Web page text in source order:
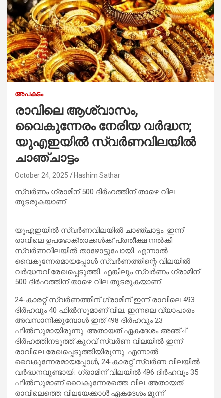
അപകടം
രാവിലെ ആശ്വാസം,
വൈകുന്നേരം നേരിയ വർദ്ധന;
യുഎഇയിൽ സ്വർണവിലയിൽ
ചാഞ്ചാട്ടം
October 24, 2025 Hashim Sathar
സ്വർണം ഗ്രാമിന് 500 ദിർഹത്തിന് താഴെ വില
തുടരുകയാണ്
യുഎഇയിൽ സ്വർണവിലയിൽ ചാഞ്ചാട്ടം. ഇന്ന്
രാവിലെ ഉപഭോക്താക്കൾക്ക് പ്രതീക്ഷ നൽകി
സ്വർണവിലയിൽ താഴോട്ടുപോയി. എന്നാൽ
വൈകുന്നേരമായപ്പോൾ സ്വർണത്തിന്റെ വിലയിൽ
വർദ്ധനവ് രേഖപ്പെടുത്തി. എങ്കിലും സ്വർണം ഗ്രാമിന്
500 ദിർഹത്തിന് താഴെ വില തുടരുകയാണ്.
24-കാരറ്റ് സ്വർണത്തിന് ഗ്രാമിന് ഇന്ന് രാവിലെ 493
ദിർഹവും 40 ഫിൽസുമാണ് വില. ഇന്നലെ വ്യാപാരം
അവസാനിക്കുമ്പോൾ ഇത് 498 ദിർഹവും 23
ഫിൽസുമായിരുന്നു. അതായത് ഏകദേശം അഞ്ച്
ദിർഹത്തിനടുത്ത് കുറവ് സ്വർണ വിലയിൽ ഇന്ന്
രാവിലെ രേഖപ്പെടുത്തിയിരുന്നു. എന്നാൽ
വൈകുന്നേരമായപ്പോൾ, 24-കാരറ്റ് സ്വർണ വിലയിൽ
വർദ്ധനവുണ്ടായി. ഗ്രാമിന് വിലയിൽ 496 ദിർഹവും 35
ഫിൽസുമാണ് വൈകുന്നേരത്തെ വില. അതായത്
രാവിലെത്തെ വിലയേക്കാൾ ഏകദേശം മൂന്ന്